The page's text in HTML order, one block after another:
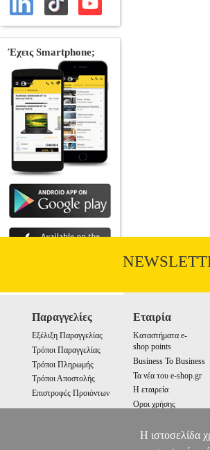
Παραγγελίες
Εξέλιξη Παραγγελίας
Τρόποι Παραγγελίας
Τρόποι Πληρωμής
Τρόποι Αποστολής
Επιστροφές Προιόντων
Εταιρία
Καταστήματα e-
shop points
Business To Business
Τα νέα του e-shop.gr
Η εταιρεία
Οροι χρήσης
Η ιστοσελίδα